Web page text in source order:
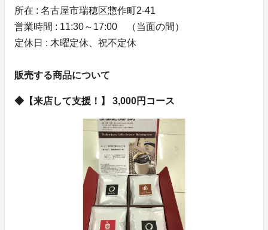
所在 : 名古屋市瑞穂区惣作町2-41
営業時間 : 11:30～17:00 （当面の間）
定休日 : 木曜定休、祝不定休
販売する商品について
◆【来店して支援！】 3,000円コース